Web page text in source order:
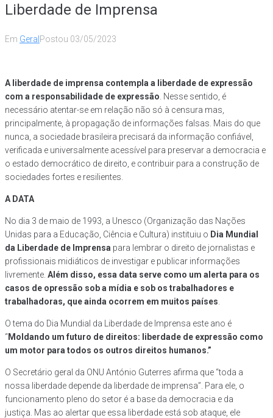
Liberdade de Imprensa
Em Geral Postou 03/05/2023
A liberdade de imprensa contempla a liberdade de expressão
com a responsabilidade de expressão . Nesse sentido, é
necessário atentar-se em relação não só à censura mas,
principalmente, à propagação de informações falsas. Mais do que
nunca, a sociedade brasileira precisará da informação confiável,
verificada e universalmente acessível para preservar a democracia e
o estado democrático de direito, e contribuir para a construção de
sociedades fortes e resilientes.
A DATA
No dia 3 de maio de 1993, a Unesco (Organização das Nações
Unidas para a Educação, Ciência e Cultura) instituiu o Dia Mundial
da Liberdade de Imprensa para lembrar o direito de jornalistas e
profissionais midiáticos de investigar e publicar informações
livremente. Além disso, essa data serve como um alerta para os
casos de opressão sob a mídia e sob os trabalhadores e
trabalhadoras, que ainda ocorrem em muitos países
O tema do Dia Mundial da Liberdade de Imprensa este ano é
“Moldando um futuro de direitos: liberdade de expressão como
um motor para todos os outros direitos humanos.”
O Secretário geral da ONU António Guterres afirma que “toda a
nossa liberdade depende da liberdade de imprensa”. Para ele, o
funcionamento pleno do setor é a base da democracia e da
justiça. Mas ao alertar que essa liberdade está sob ataque, ele